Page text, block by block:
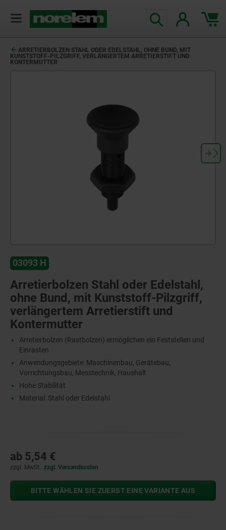
ARRETIERBOLZEN STAHL ODER EDELSTAHL, OHNE BUND, MIT
KUNSTSTOFF-PILZGRIFF, VERLÄNGERTEM ARRETIERSTIFT UND
KONTERMUTTER
03093 H
Arretierbolzen Stahl oder Edelstahl,
ohne Bund, mit Kunststoff-Pilzgriff,
verlängertem Arretierstift und
Kontermutter
Arretierbolzen (Rastbolzen) ermöglichen ein Feststellen und
Einrasten
Anwendungsgebiete: Maschinenbau, Gerätebau,
Vorrichtungsbau, Messtechnik, Haushalt
Hohe Stabilität
Material: Stahl oder Edelstahl
ab 5,54 €
zzgl. MwSt. zzgl. Versandkosten
BITTE WÄHLEN SIE ZUERST EINE VARIANTE AUS